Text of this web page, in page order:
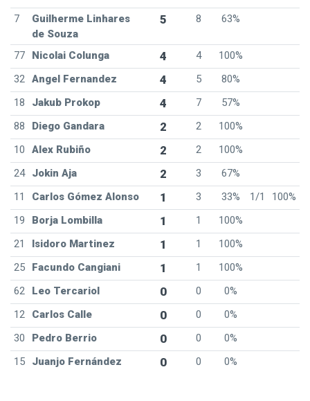
7
Guilherme Linhares
de Souza
5 8 63%
77 Nicolai Colunga 4 4
100%
32 Angel Fernandez 4 5
80%
18
Jakub Prokop 4 7
57%
88
Diego Gandara 2 2
100%
10
Alex Rubiño 2 2
100%
24
Jokin Aja 2 3
67%
11
Carlos Gómez Alonso 1 3 33% 1/1
100%
19
Borja Lombilla 1 1
100%
21
Isidoro Martinez 1 1
100%
25
Facundo Cangiani 1 1
100%
62
Leo Tercariol 0 0
0%
12
Carlos Calle 0 0
0%
30
Pedro Berrio 0 0
0%
15
Juanjo Fernández 0 0 0%